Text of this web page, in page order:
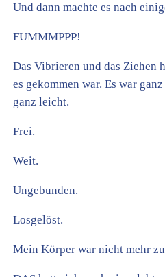
Und dann machte es nach
FUMMMPPP!
Das Vibrieren und das Ziehen
es gekommen war. Es war
ganz leicht.
Frei.
Weit.
Ungebunden.
Losgelöst.
Mein Körper war nicht mehr